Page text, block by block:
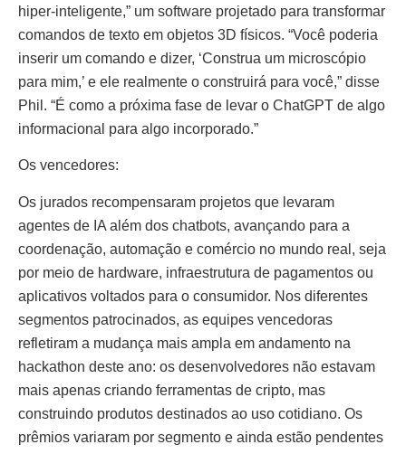
hiper-inteligente,” um software projetado para transformar
comandos de texto em objetos 3D físicos. “Você poderia
inserir um comando e dizer, ‘Construa um microscópio
para mim,’ e ele realmente o construirá para você,” disse
Phil. “É como a próxima fase de levar o ChatGPT de algo
informacional para algo incorporado.”
Os vencedores:
Os jurados recompensaram projetos que levaram
agentes de IA além dos chatbots, avançando para a
coordenação, automação e comércio no mundo real, seja
por meio de hardware, infraestrutura de pagamentos ou
aplicativos voltados para o consumidor. Nos diferentes
segmentos patrocinados, as equipes vencedoras
refletiram a mudança mais ampla em andamento na
hackathon deste ano: os desenvolvedores não estavam
mais apenas criando ferramentas de cripto, mas
construindo produtos destinados ao uso cotidiano. Os
prêmios variaram por segmento e ainda estão pendentes